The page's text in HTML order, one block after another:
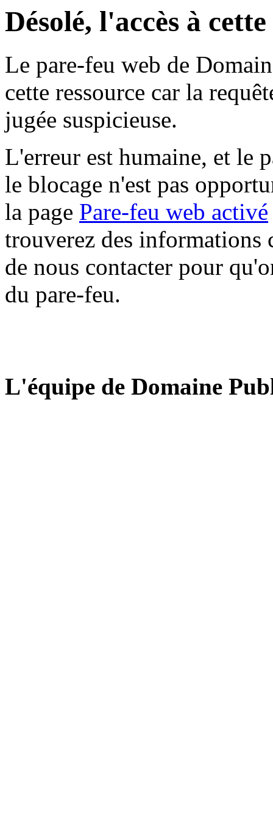
Désolé, l'accès à
Le pare-feu web de
cette ressource car la
jugée suspicieuse.
L'erreur est humaine, et le
le blocage n'est pas
la page Pare-feu web activé
trouverez des informations
de nous contacter pour
du pare-feu.
L'équipe de Domaine